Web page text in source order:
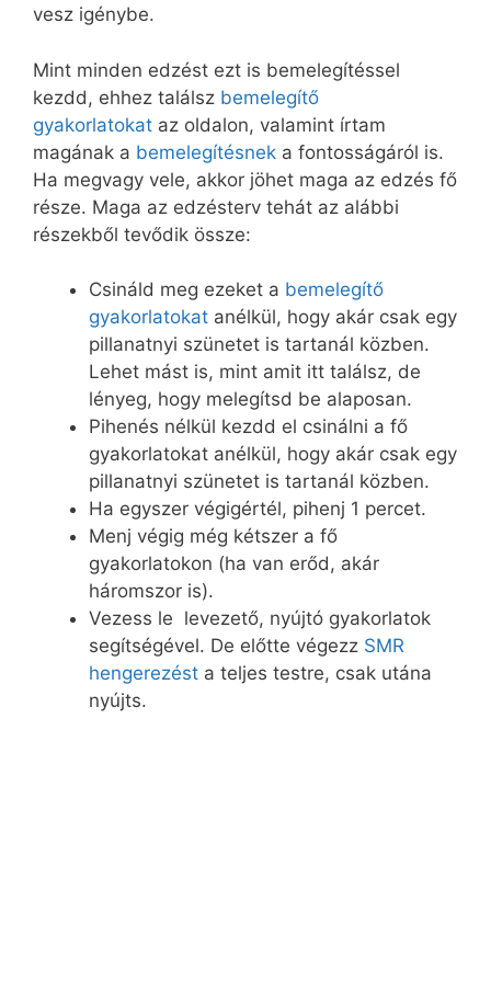
vesz igénybe.
Mint minden edzést ezt is bemelegítéssel
kezdd, ehhez találsz bemelegítő
gyakorlatokat az oldalon, valamint írtam
magának a bemelegítésnek a fontosságáról is.
Ha megvagy vele, akkor jöhet maga az edzés fő
része. Maga az edzésterv tehát az alábbi
részekből tevődik össze:
Csináld meg ezeket a bemelegítő
gyakorlatokat anélkül, hogy akár csak egy
pillanatnyi szünetet is tartanál közben.
Lehet mást is, mint amit itt találsz, de
lényeg, hogy melegítsd be alaposan.
Pihenés nélkül kezdd el csinálni a fő
gyakorlatokat anélkül, hogy akár csak egy
pillanatnyi szünetet is tartanál közben.
Ha egyszer végigértél, pihenj 1 percet.
Menj végig még kétszer a fő
gyakorlatokon (ha van erőd, akár
háromszor is).
Vezess le levezető, nyújtó gyakorlatok
segítségével. De előtte végezz SMR
hengerezést a teljes testre, csak utána
nyújts.